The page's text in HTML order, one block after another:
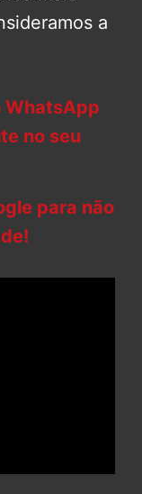
a
WhatsApp
no seu
para não